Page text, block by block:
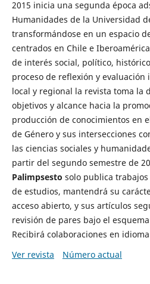
2015 inicia una segunda época
Humanidades de la Universidad
transformándose en un espacio
centrados en Chile e
de interés social, político,
proceso de reflexión y
local y regional la revista toma la
objetivos y alcance hacia la
producción de conocimientos en
de Género y sus intersecciones
las ciencias sociales y
partir del segundo semestre de
Palimpsesto solo publica
de estudios, mantendrá su
acceso abierto, y sus artículos
revisión de pares bajo el
Recibirá colaboraciones en
Ver revista
Número actual